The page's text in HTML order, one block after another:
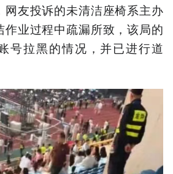
网友投诉的未清洁座椅系主办
业过程中疏漏所致，该局的
号拉黑的情况，并已进行道